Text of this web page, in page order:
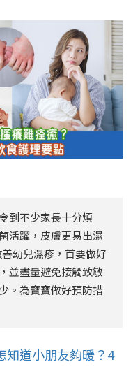
到不少家長十分煩
活躍，皮膚更易出濕
幼兒濕疹，首要做好
並盡量避免接觸致敏
。為寶寶做好預防措
知道小朋友夠暖？4